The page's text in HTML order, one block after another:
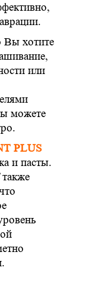
Вы хотите
или
можете
PLUS
и пасты.
также